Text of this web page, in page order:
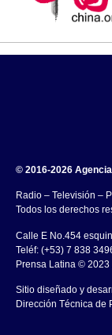
© 2016-2026
Radio – Televisión –
Todos los derechos
Calle E No.454
Teléf: (+53) 7 838
Prensa Latina © 2023 .
Sitio diseñado y
Dirección Técnica de